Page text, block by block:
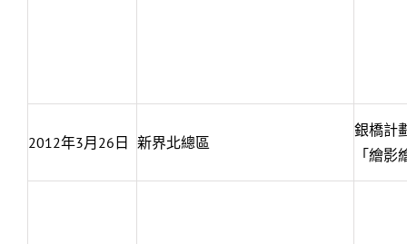
2012年3月26日 新界北總區
銀橋計
「繪